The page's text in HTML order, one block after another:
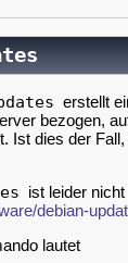
erstellt
bezogen,
Ist dies der
ist leider
debian-
lautet